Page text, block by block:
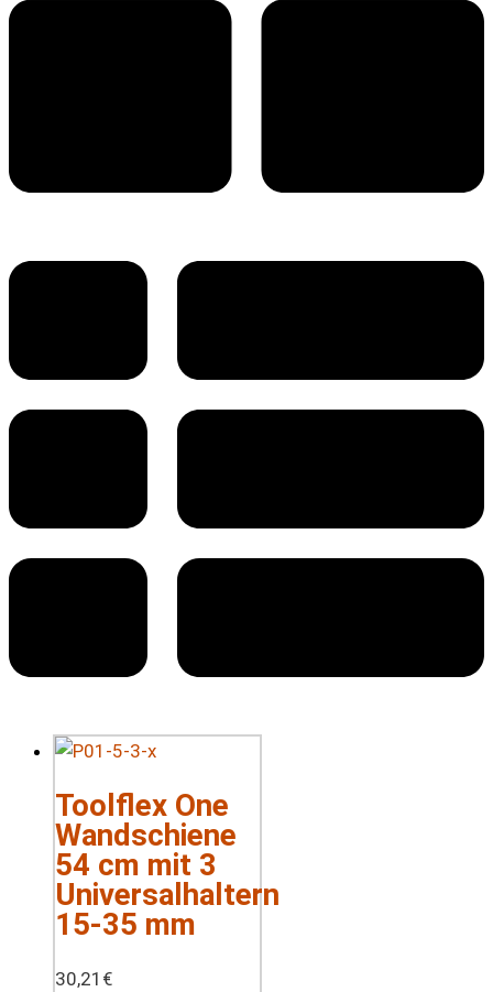
Toolflex One
Wandschiene
54 cm mit 3
Universalhaltern
15-35 mm
30,21 €